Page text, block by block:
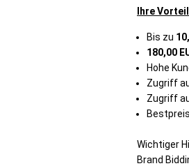
Ihre
Bis zu
180,00
Hohe
Zugriff
Zugriff
Wichtiger
Brand